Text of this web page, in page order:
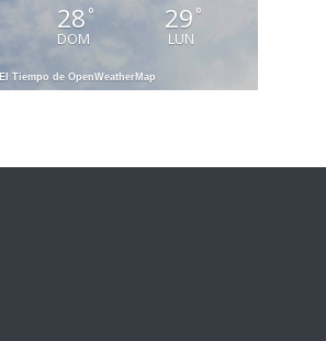
28 °
DOM
29 °
LUN
El Tiempo de OpenWeatherMap